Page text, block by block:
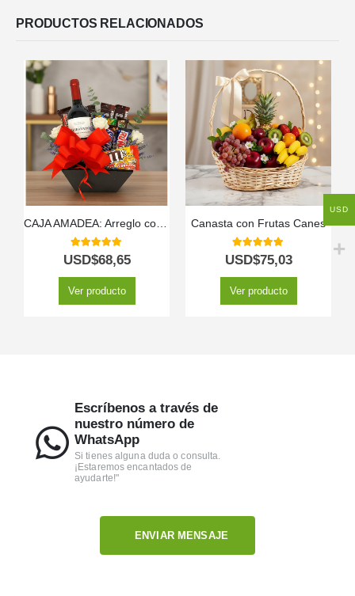
PRODUCTOS RELACIONADOS
CAJA AMADEA: Arreglo con Vino y Chocolates para Sorprender ⚜️
5.00out of 5
USD$68,65
Ver producto
Canasta con Frutas Canes
5.00out of 5
USD$75,03
Ver producto
Escríbenos a través de
nuestro número de
WhatsApp
Si tienes alguna duda o consulta.
¡Estaremos encantados de
ayudarte!"
ENVIAR MENSAJE
USD